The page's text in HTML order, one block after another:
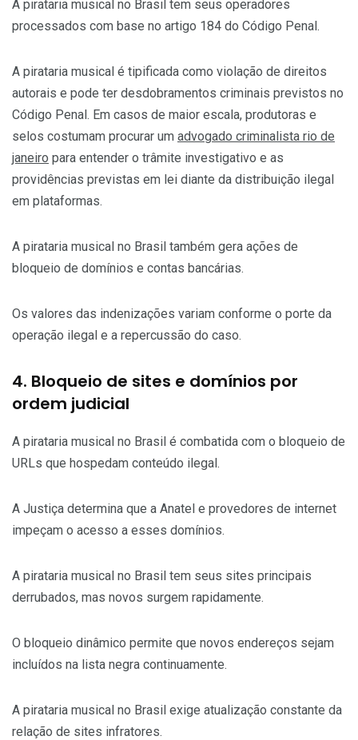
A pirataria musical no Brasil tem seus operadores
processados com base no artigo 184 do Código Penal.
A pirataria musical é tipificada como violação de direitos
autorais e pode ter desdobramentos criminais previstos no
Código Penal. Em casos de maior escala, produtoras e
selos costumam procurar um advogado criminalista rio de
janeiro para entender o trâmite investigativo e as
providências previstas em lei diante da distribuição ilegal
em plataformas.
A pirataria musical no Brasil também gera ações de
bloqueio de domínios e contas bancárias.
Os valores das indenizações variam conforme o porte da
operação ilegal e a repercussão do caso.
4. Bloqueio de sites e domínios por
ordem judicial
A pirataria musical no Brasil é combatida com o bloqueio de
URLs que hospedam conteúdo ilegal.
A Justiça determina que a Anatel e provedores de internet
impeçam o acesso a esses domínios.
A pirataria musical no Brasil tem seus sites principais
derrubados, mas novos surgem rapidamente.
O bloqueio dinâmico permite que novos endereços sejam
incluídos na lista negra continuamente.
A pirataria musical no Brasil exige atualização constante da
relação de sites infratores.